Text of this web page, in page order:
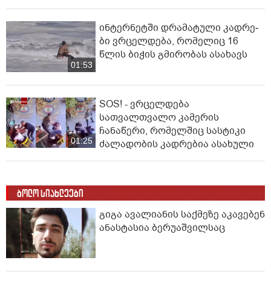
01:53
ინ­ტერ­ნეტ­ში დრა­მა­ტუ­ლი კად­რე­
ბი ვრცელდება, რომელიც 16
წლის ბიჭის გმირობას ასახავს
01:25
SOS! - ვრცელდება
სათვალთვალო კამერის
ჩანაწერი, რომელშიც სასტიკი
ძალადობის კადრებია ასახული
ბოლო სიახლეები
გიგა ავალიანის საქმეზე აკავებენ
ანასტასია ბერუაშვილსაც